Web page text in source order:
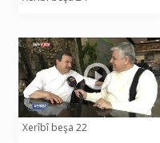
Xerîbî beşa 22